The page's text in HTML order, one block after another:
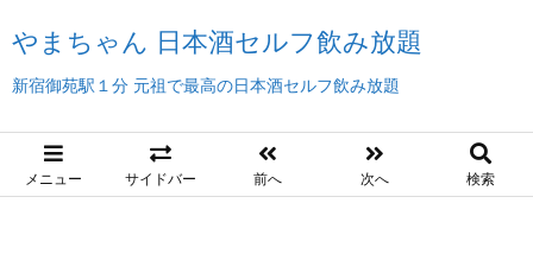
やまちゃん 日本酒セルフ飲み放題
新宿御苑駅１分 元祖で最高の日本酒セルフ飲み放題
メニュー サイドバー 前へ 次へ 検索